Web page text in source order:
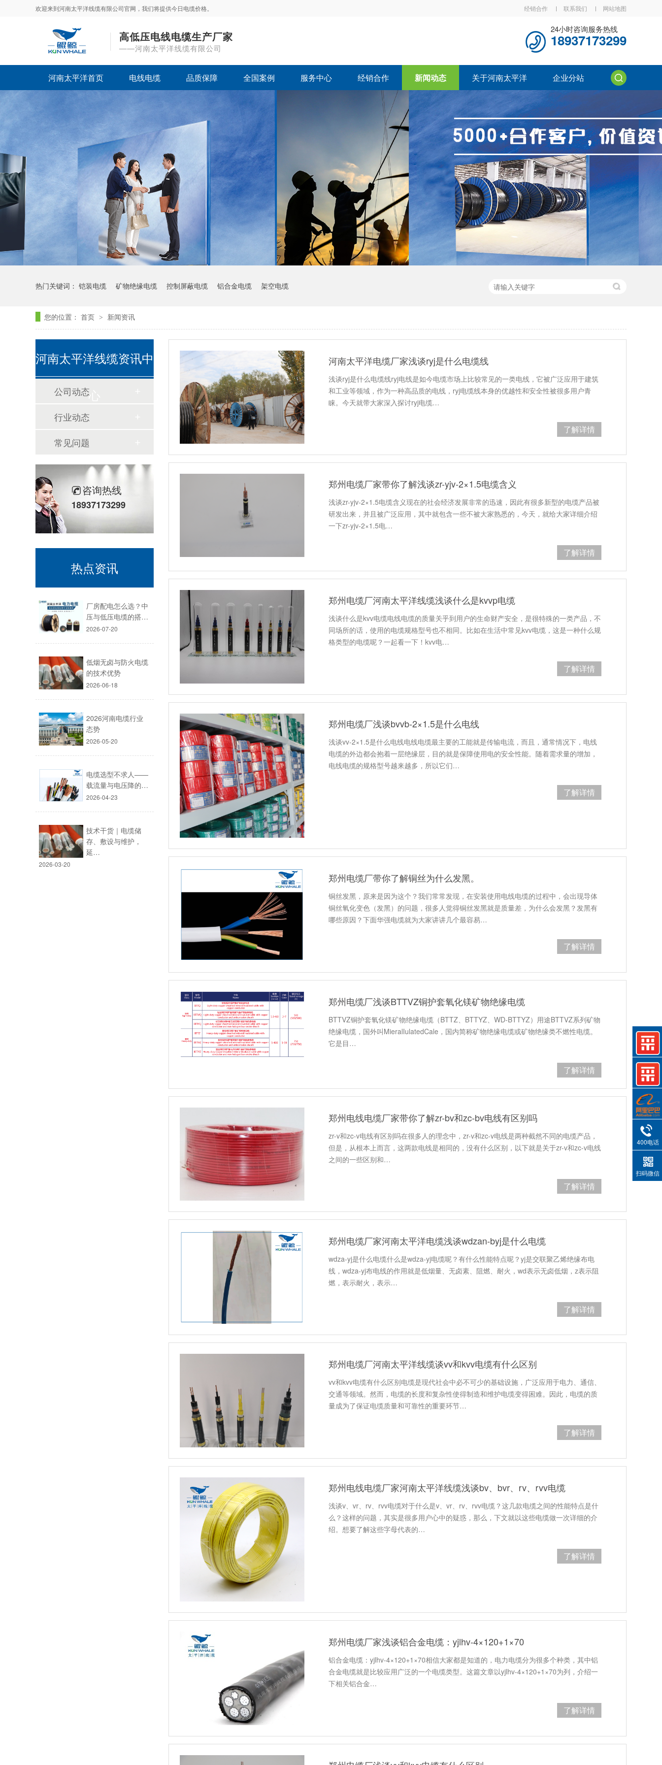
欢迎来到河南太平洋线缆有限公司官网，我们将提供今日电缆价格。 经销合作 联系我们 网站地图
高低压电线电缆生产厂家
——河南太平洋线缆有限公司
24小时咨询服务热线
18937173299
河南太平洋首页 电线电缆 品质保障 全国案例 服务中心 经销合作 新闻动态 关于河南太平洋 企业分站
热门关键词： 铠装电缆 矿物绝缘电缆 控制屏蔽电缆 铝合金电缆 架空电缆
您的位置： 首页 > 新闻资讯
河南太平洋电缆厂家浅谈ryj是什么电缆线
浅谈ryj是什么电缆线ryj电线是如今电缆市场上比较常见的一类电线，它被广泛应用于建筑
和工业等领域，作为一种高品质的电线，ryj电缆线本身的优越性和安全性被很多用户青
睐。今天就带大家深入探讨ryj电缆…
了解详情
郑州电缆厂家带你了解浅谈zr-yjv-2×1.5电缆含义
浅谈zr-yjv-2×1.5电缆含义现在的社会经济发展非常的迅速，因此有很多新型的电缆产品被
研发出来，并且被广泛应用，其中就包含一些不被大家熟悉的，今天，就给大家详细介绍
一下zr-yjv-2×1.5电…
了解详情
郑州电缆厂河南太平洋线缆浅谈什么是kvvp电缆
浅谈什么是kvv电缆电线电缆的质量关乎到用户的生命财产安全，是很特殊的一类产品，不
同场所的话，使用的电缆规格型号也不相同。比如在生活中常见kvv电缆，这是一种什么规
格类型的电缆呢？一起看一下！kvv电…
了解详情
郑州电缆厂浅谈bvvb-2×1.5是什么电线
浅谈vv-2×1.5是什么电线电线电缆最主要的工能就是传输电流，而且，通常情况下，电线
电缆的外边都会抱着一层绝缘层，目的就是保障使用电的安全性能。随着需求量的增加，
电线电缆的规格型号越来越多，所以它们…
了解详情
郑州电缆厂带你了解铜丝为什么发黑。
铜丝发黑，原来是因为这个？我们常常发现，在安装使用电线电缆的过程中，会出现导体
铜丝氧化变色（发黑）的问题，很多人觉得铜丝发黑就是质量差，为什么会发黑？发黑有
哪些原因？下面华强电缆就为大家讲讲几个最容易…
了解详情
郑州电缆厂浅谈BTTVZ铜护套氧化镁矿物绝缘电缆
BTTVZ铜护套氧化镁矿物绝缘电缆（BTTZ、BTTYZ、WD-BTTYZ）用途BTTVZ系列矿物
绝缘电缆，国外叫MieralIulatedCale，国内简称矿物绝缘电缆或矿物绝缘类不燃性电缆。
它是目…
了解详情
郑州电线电缆厂家带你了解zr-bv和zc-bv电线有区别吗
zr-v和zc-v电线有区别吗在很多人的理念中，zr-v和zc-v电线是两种截然不同的电缆产品，
但是，从根本上而言，这两款电线是相同的，没有什么区别，以下就是关于zr-v和zc-v电线
之间的一些区别和…
了解详情
郑州电缆厂家河南太平洋电缆浅谈wdzan-byj是什么电缆
wdza-yj是什么电缆什么是wdza-yj电缆呢？有什么性能特点呢？yj是交联聚乙烯绝缘布电
线，wdza-yj布电线的作用就是低烟量、无卤素、阻燃、耐火，wd表示无卤低烟，z表示阻
燃，表示耐火，表示…
了解详情
郑州电缆厂河南太平洋线缆谈vv和kvv电缆有什么区别
vv和kvv电缆有什么区别电缆是现代社会中必不可少的基础设施，广泛应用于电力、通信、
交通等领域。然而，电缆的长度和复杂性使得制造和维护电缆变得困难。因此，电缆的质
量成为了保证电缆质量和可靠性的重要环节…
了解详情
郑州电线电缆厂家河南太平洋线缆浅谈bv、bvr、rv、rvv电缆
浅谈v、vr、rv、rvv电缆对于什么是v、vr、rv、rvv电缆？这几款电缆之间的性能特点是什
么？这样的问题，其实是很多用户心中的疑惑，那么，下文就以这些电缆做一次详细的介
绍。想要了解这些字母代表的…
了解详情
郑州电缆厂家浅谈铝合金电缆：yjlhv-4×120+1×70
铝合金电缆：yjlhv-4×120+1×70相信大家都是知道的，电力电缆分为很多个种类，其中铝
合金电缆就是比较应用广泛的一个电缆类型。这篇文章以yjlhv-4×120+1×70为列，介绍一
下相关铝合金…
了解详情
河南太平洋线缆资讯中
心
公司动态
行业动态
常见问题
咨询热线
18937173299
热点资讯
厂房配电怎么选？中
压与低压电缆的搭…
2026-07-20
低烟无卤与防火电缆
的技术优势
2026-06-18
2026河南电缆行业
态势
2026-05-20
电缆选型不求人——
载流量与电压降的…
2026-04-23
技术干货｜电缆储
存、敷设与维护，
延…
2026-03-20
400电话
扫码微信